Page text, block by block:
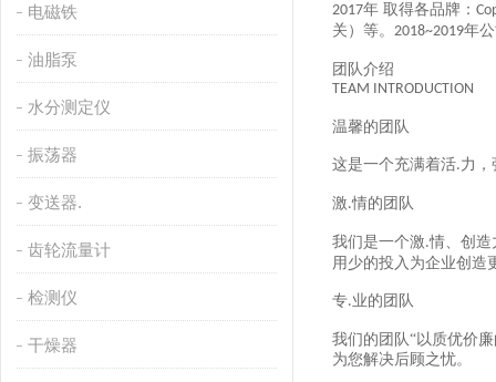
电磁铁
油脂泵
水分测定仪
振荡器
变送器.
齿轮流量计
检测仪
干燥器
2017年 取得各品牌：
关）等。 2018~2019年
团队介绍
TEAM INTRODUCTION
温馨的团队
这是一个充满着活.力，
激.情的团队
我们是一个激.情、创造
用少的投入为企业创造
专.业的团队
我们的团队“以质优价
为您解决后顾之忧。